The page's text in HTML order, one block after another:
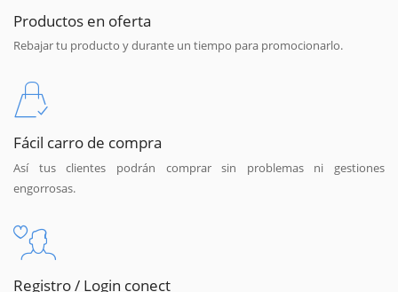
Productos en oferta
Rebajar tu producto y durante un tiempo para promocionarlo.
Fácil carro de compra
Así tus clientes podrán comprar sin problemas ni gestiones
engorrosas.
Registro / Login conect